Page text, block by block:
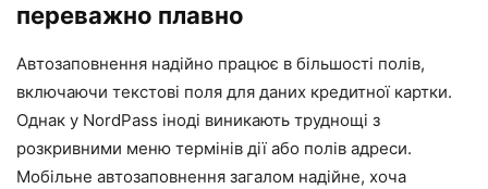
переважно плавно
Автозаповнення надійно працює в більшості полів,
включаючи текстові поля для даних кредитної картки.
Однак у NordPass іноді виникають труднощі з
розкривними меню термінів дії або полів адреси.
Мобільне автозаповнення загалом надійне, хоча